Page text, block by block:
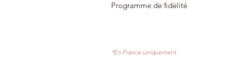
Programme de fidélité
*En France uniquement